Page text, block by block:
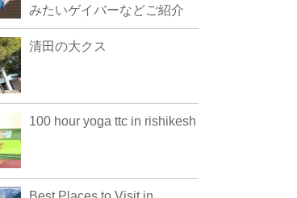
みたいゲイバーなどご紹介
清田の大クス
100 hour yoga ttc in rishikesh